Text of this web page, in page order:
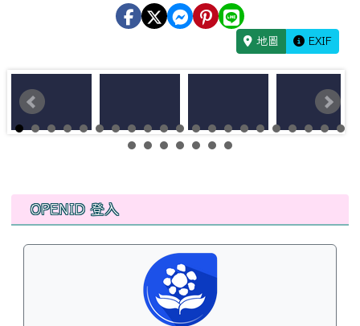
地圖 EXIF
左邊區域內容
OPENID 登入